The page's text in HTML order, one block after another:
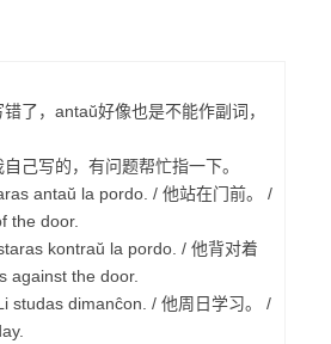
了，antaŭ好像也是不能作副词，
己写的，有问题帮忙指一下。
antaŭ la pordo. / 他站在门前。 /
the door.
kontraŭ la pordo. / 他背对着
against the door.
studas dimanĉon. / 他周日学习。 /